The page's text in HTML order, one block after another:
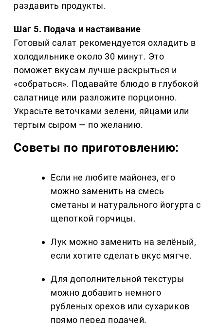
раздавить продукты.
Шаг 5. Подача и настаивание
Готовый салат рекомендуется охладить в
холодильнике около 30 минут. Это
поможет вкусам лучше раскрыться и
«собраться». Подавайте блюдо в глубокой
салатнице или разложите порционно.
Украсьте веточками зелени, яйцами или
тертым сыром — по желанию.
Советы по приготовлению:
Если не любите майонез, его
можно заменить на смесь
сметаны и натурального йогурта с
щепоткой горчицы.
Лук можно заменить на зелёный,
если хотите сделать вкус мягче.
Для дополнительной текстуры
можно добавить немного
рубленых орехов или сухариков
прямо перед подачей.